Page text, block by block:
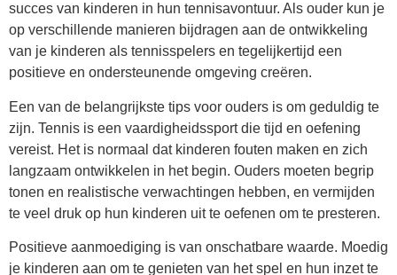
succes van kinderen in hun tennisavontuur. Als ouder kun je
op verschillende manieren bijdragen aan de ontwikkeling
van je kinderen als tennisspelers en tegelijkertijd een
positieve en ondersteunende omgeving creëren.
Een van de belangrijkste tips voor ouders is om geduldig te
zijn. Tennis is een vaardigheidssport die tijd en oefening
vereist. Het is normaal dat kinderen fouten maken en zich
langzaam ontwikkelen in het begin. Ouders moeten begrip
tonen en realistische verwachtingen hebben, en vermijden
te veel druk op hun kinderen uit te oefenen om te presteren.
Positieve aanmoediging is van onschatbare waarde. Moedig
je kinderen aan om te genieten van het spel en hun inzet te